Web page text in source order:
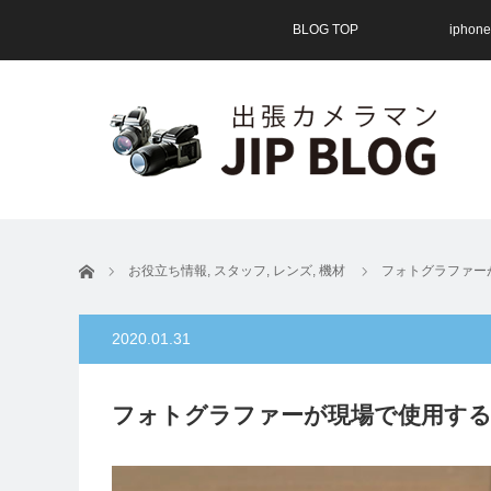
BLOG TOP
ホーム お役立ち情報, スタッフ, レンズ, 機材 フォトグラファ
2020.01.31
フォトグラファーが現場で使用す